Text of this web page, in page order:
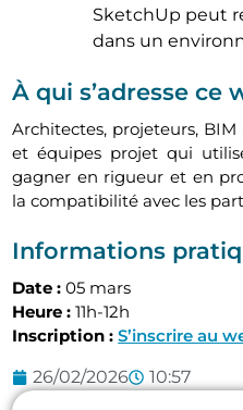
SketchUp peut
dans un
À qui s’adresse ce
Architectes, projeteurs,
et équipes projet qui
gagner en rigueur et en
la compatibilité avec les
Informations
Date : 05 mars
Heure : 11h-12h
Inscription : S’inscrire au
26/02/2026 10:57